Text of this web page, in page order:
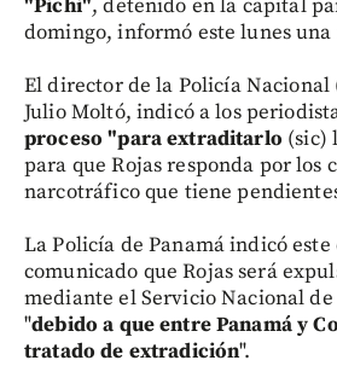
"Pichi", detenido en la capital
domingo, informó este lunes
El director de la Policía Nacional
Julio Moltó, indicó a los
proceso "para extraditarlo (sic)
para que Rojas responda por los
narcotráfico que tiene
La Policía de Panamá indicó
comunicado que Rojas será
mediante el Servicio Nacional
"debido a que entre Panamá y
tratado de extradición".